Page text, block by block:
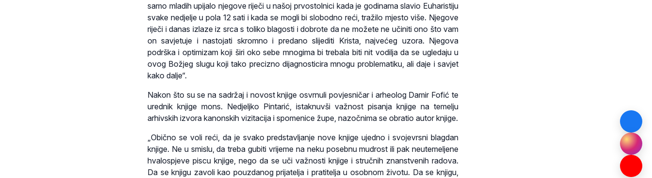
samo mladih upijalo njegove riječi u našoj prvostolnici kada je godinama slavio Euharistiju
svake nedjelje u pola 12 sati i kada se mogli bi slobodno reći, tražilo mjesto više. Njegove
riječi i danas izlaze iz srca s toliko blagosti i dobrote da ne možete ne učiniti ono što vam
on savjetuje i nastojati skromno i predano slijediti Krista, najvećeg uzora. Njegova
podrška i optimizam koji širi oko sebe mnogima bi trebala biti nit vodilja da se ugledaju u
ovog Božjeg slugu koji tako precizno dijagnosticira mnogu problematiku, ali daje i savjet
kako dalje“.
Nakon što su se na sadržaj i novost knjige osvrnuli povjesničar i arheolog Damir Fofić te
urednik knjige mons. Nedjeljko Pintarić, istaknuvši važnost pisanja knjige na temelju
arhivskih izvora kanonskih vizitacija i spomenice župe, nazočnima se obratio autor knjige.
„Obično se voli reći, da je svako predstavljanje nove knjige ujedno i svojevrsni blagdan
knjige. Ne u smislu, da treba gubiti vrijeme na neku posebnu mudrost ili pak neutemeljene
hvalospjeve piscu knjige, nego da se uči važnosti knjige i stručnih znanstvenih radova.
Da se knjigu zavoli kao pouzdanog prijatelja i pratitelja u osobnom životu. Da se knjigu,